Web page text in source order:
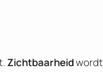
Zichtbaarheidwordt